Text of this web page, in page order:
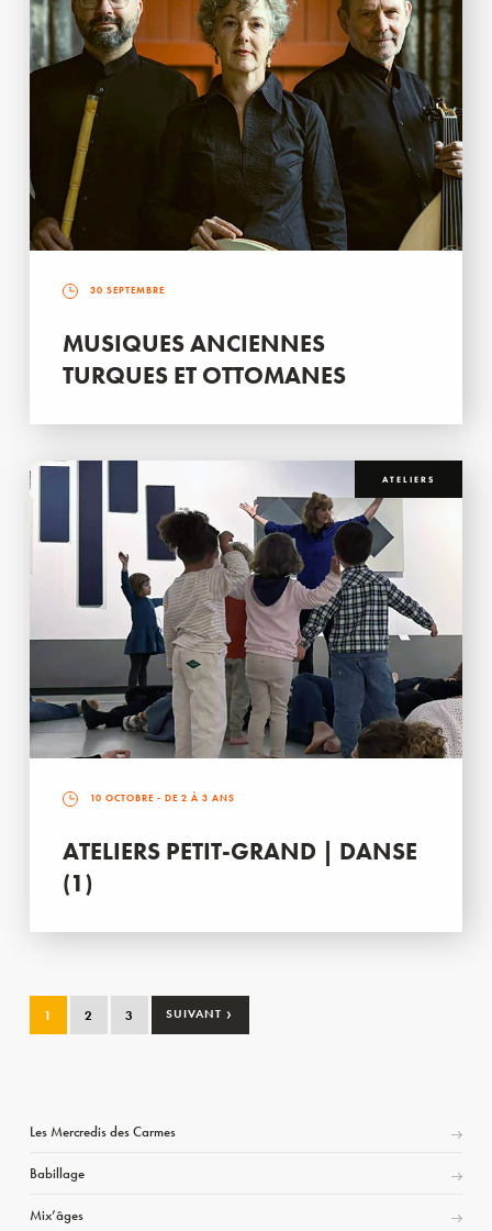
30 SEPTEMBRE
MUSIQUES ANCIENNES
TURQUES ET OTTOMANES
ATELIERS
10 OCTOBRE - DE 2 À 3 ANS
ATELIERS PETIT-GRAND | DANSE
(1)
1 2 3 SUIVANT ›
Les Mercredis des Carmes
Babillage
Mix’âges